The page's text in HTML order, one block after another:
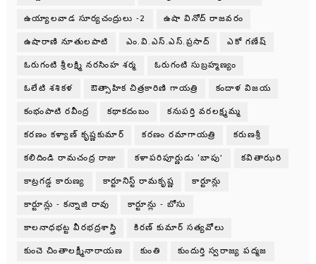
ఉయ్యాలవాడ సూర్యచంద్రులు -2 ఉషా వినోద్ రాజవరం
ఉషారాణి నూతులపాటి ఎం.వి.ఎస్.ఎస్.ప్రసాద్ ఎకో గణేష్
ఓరుగంటి శ్రీలక్ష్మి నరసింహ శర్మ ఓరుగంటి సుబ్రహ్మణ్యం
ఓలేటి శశికళ ఔత్సాహిక చిత్రకారిణి గాయత్రి కందాళ విజయ
కంభంపాటి రవీంద్ర కథాకదంబం కనుపర్తి వరలక్ష్మమ్మ
కరణం కళ్యాణ్ కృష్ణకుమార్ కరణం రమాగాయత్రి కరుణశ్రీ
కలిదిండి రామచంద్ర రాజు కళాపరిపూర్ణుడు ‘బాపు’ కవితాఝరి
కాట్రగడ్డ కారుణ్య కార్టూనిస్ట్ రామకృష్ణ కార్టూన్లు
కార్టూన్లు - కన్నాజి రావు కార్టూన్లు - బోసు
కాలనాధభట్ట వీరభద్రశాస్త్రి కిరణ్ కుమార్ సత్యవోలు
కుంచె చింతాలక్ష్మీనారాయణ కుంతి కుందుర్తి స్వరాజ్య పద్మజ